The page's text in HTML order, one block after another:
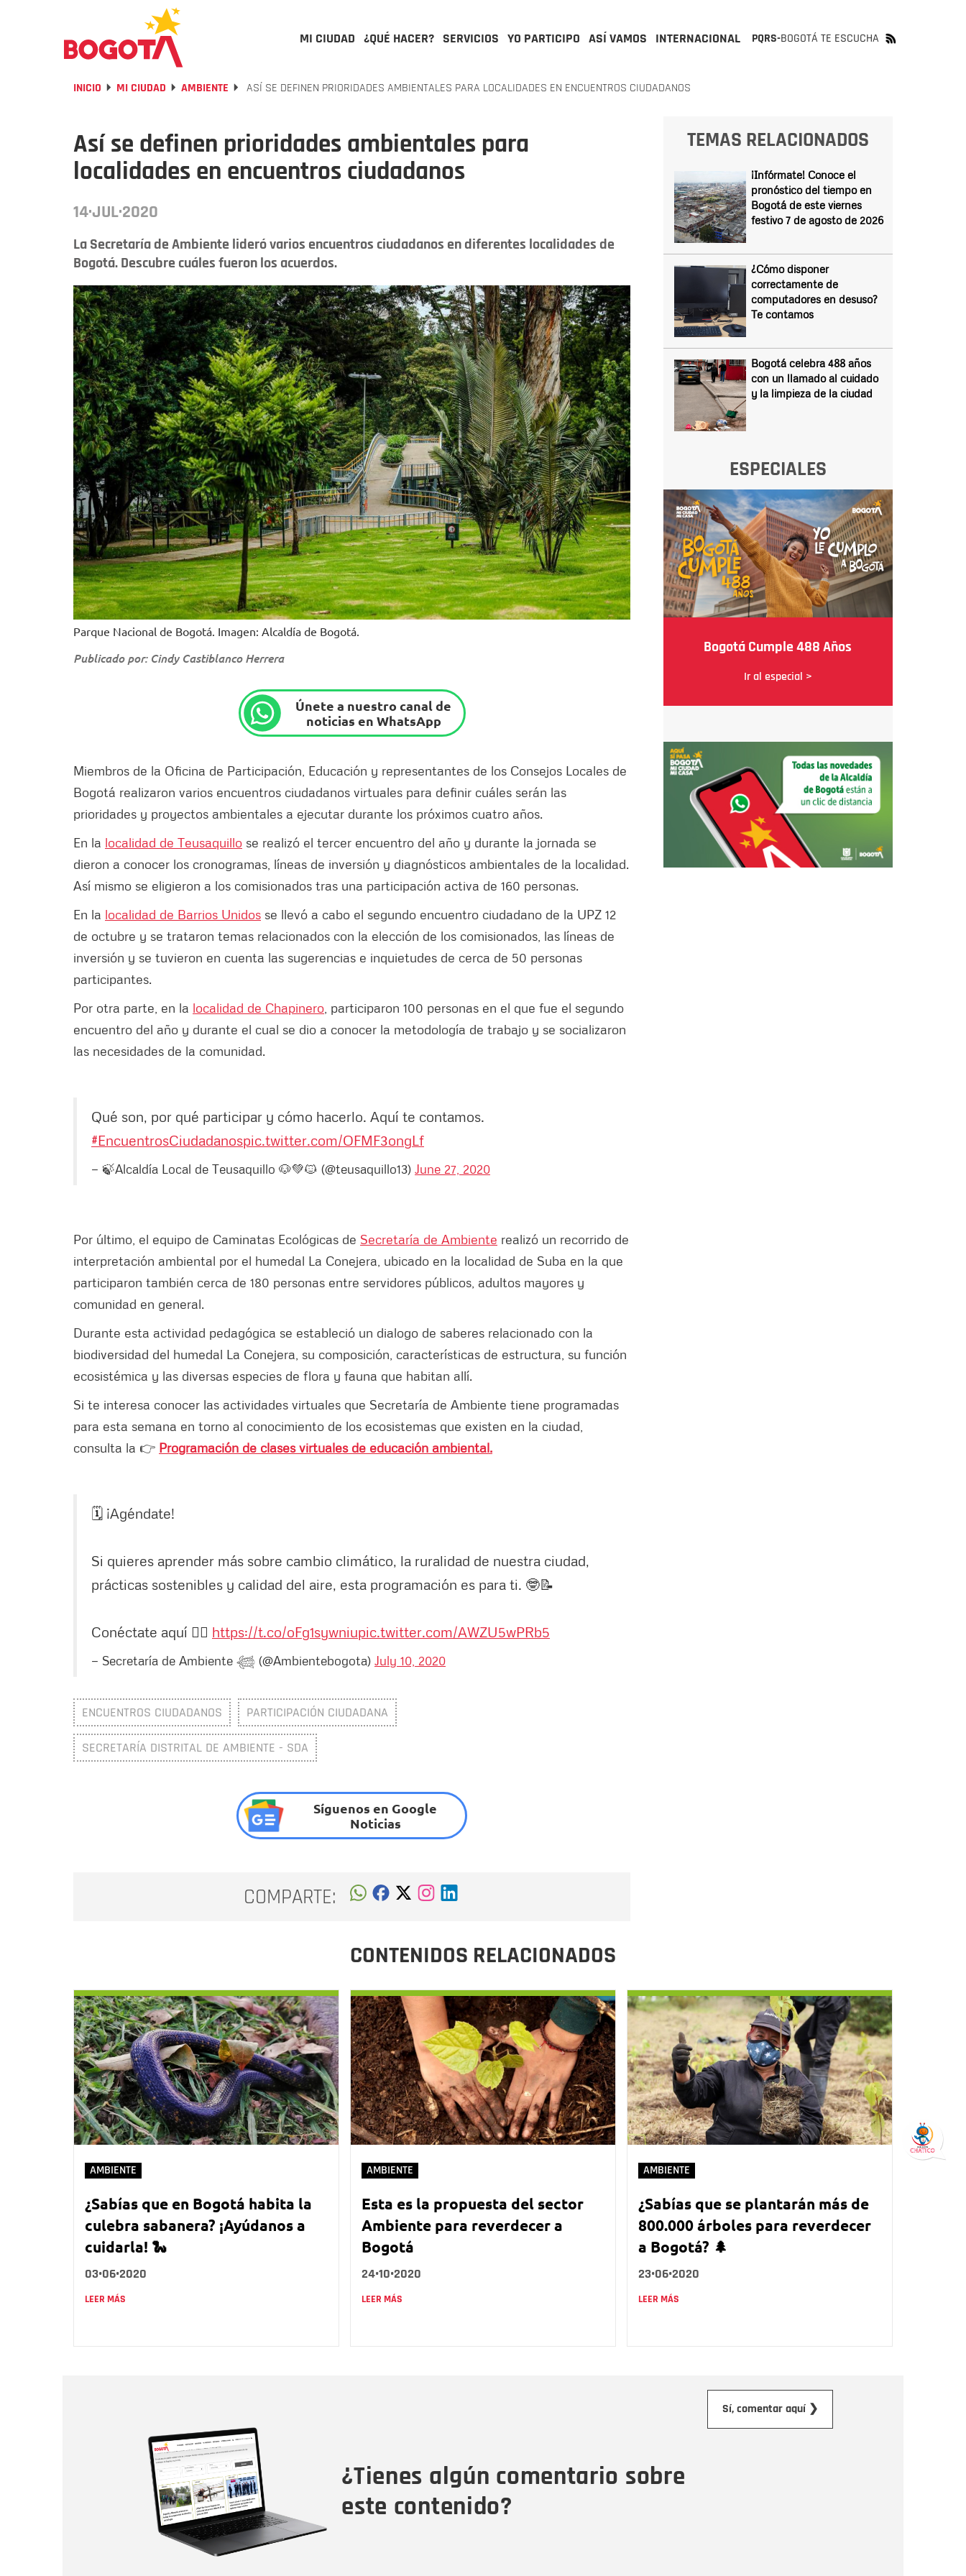
MI CIUDAD ¿QUÉ HACER? SERVICIOS YO PARTICIPO ASÍ VAMOS INTERNACIONAL PQRS-BOGOTÁ TE ESCUCHA
INICIO MI CIUDAD AMBIENTE ASÍ SE DEFINEN PRIORIDADES AMBIENTALES PARA LOCALIDADES EN ENCUENTROS CIUDADANOS
Así se definen prioridades ambientales para
localidades en encuentros ciudadanos
14·JUL·2020
La Secretaría de Ambiente lideró varios encuentros ciudadanos en diferentes localidades de
Bogotá. Descubre cuáles fueron los acuerdos.
Parque Nacional de Bogotá. Imagen: Alcaldía de Bogotá.
Publicado por: Cindy Castiblanco Herrera
Únete a nuestro canal de
noticias en WhatsApp
Miembros de la Oficina de Participación, Educación y representantes de los Consejos Locales de
Bogotá realizaron varios encuentros ciudadanos virtuales para definir cuáles serán las
prioridades y proyectos ambientales a ejecutar durante los próximos cuatro años.
En la localidad de Teusaquillo se realizó el tercer encuentro del año y durante la jornada se
dieron a conocer los cronogramas, líneas de inversión y diagnósticos ambientales de la localidad.
Así mismo se eligieron a los comisionados tras una participación activa de 160 personas.
En la localidad de Barrios Unidos se llevó a cabo el segundo encuentro ciudadano de la UPZ 12
de octubre y se trataron temas relacionados con la elección de los comisionados, las líneas de
inversión y se tuvieron en cuenta las sugerencias e inquietudes de cerca de 50 personas
participantes.
Por otra parte, en la localidad de Chapinero , participaron 100 personas en el que fue el segundo
encuentro del año y durante el cual se dio a conocer la metodología de trabajo y se socializaron
las necesidades de la comunidad.
Qué son, por qué participar y cómo hacerlo. Aquí te contamos.
#EncuentrosCiudadanospic.twitter.com/OFMF3ongLf
— 🍃Alcaldía Local de Teusaquillo 🐶💚🐱 (@teusaquillo13) June 27, 2020
Por último, el equipo de Caminatas Ecológicas de Secretaría de Ambiente realizó un recorrido de
interpretación ambiental por el humedal La Conejera, ubicado en la localidad de Suba en la que
participaron también cerca de 180 personas entre servidores públicos, adultos mayores y
comunidad en general.
Durante esta actividad pedagógica se estableció un dialogo de saberes relacionado con la
biodiversidad del humedal La Conejera, su composición, características de estructura, su función
ecosistémica y las diversas especies de flora y fauna que habitan allí.
Si te interesa conocer las actividades virtuales que Secretaría de Ambiente tiene programadas
para esta semana en torno al conocimiento de los ecosistemas que existen en la ciudad,
consulta la 👉 Programación de clases virtuales de educación ambiental.
🗓 ¡Agéndate!
Si quieres aprender más sobre cambio climático, la ruralidad de nuestra ciudad,
prácticas sostenibles y calidad del aire, esta programación es para ti. 🤓📝
Conéctate aquí 👉🏻 https://t.co/oFg1sywniupic.twitter.com/AWZU5wPRb5
— Secretaría de Ambiente 𓆉 (@Ambientebogota) July 10, 2020
ENCUENTROS CIUDADANOS PARTICIPACIÓN CIUDADANA
SECRETARÍA DISTRITAL DE AMBIENTE - SDA
Síguenos en Google
Noticias
COMPARTE:
TEMAS RELACIONADOS
¡Infórmate! Conoce el
pronóstico del tiempo en
Bogotá de este viernes
festivo 7 de agosto de 2026
¿Cómo disponer
correctamente de
computadores en desuso?
Te contamos
Bogotá celebra 488 años
con un llamado al cuidado
y la limpieza de la ciudad
ESPECIALES
Bogotá Cumple 488 Años
Ir al especial >
CONTENIDOS RELACIONADOS
AMBIENTE
¿Sabías que en Bogotá habita la
culebra sabanera? ¡Ayúdanos a
cuidarla! 🐍
03•06•2020
LEER MÁS
AMBIENTE
Esta es la propuesta del sector
Ambiente para reverdecer a
Bogotá
24•10•2020
LEER MÁS
AMBIENTE
¿Sabías que se plantarán más de
800.000 árboles para reverdecer
a Bogotá? 🌲
23•06•2020
LEER MÁS
¿Tienes algún comentario sobre
este contenido?
Sí, comentar aquí ❯